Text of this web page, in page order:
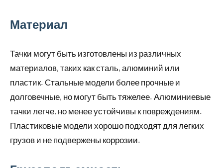
Материал
Тачки могут быть изготовлены из различных
материалов, таких как сталь, алюминий или
пластик. Стальные модели более прочные и
долговечные, но могут быть тяжелее. Алюминиевые
тачки легче, но менее устойчивы к повреждениям.
Пластиковые модели хорошо подходят для легких
грузов и не подвержены коррозии.